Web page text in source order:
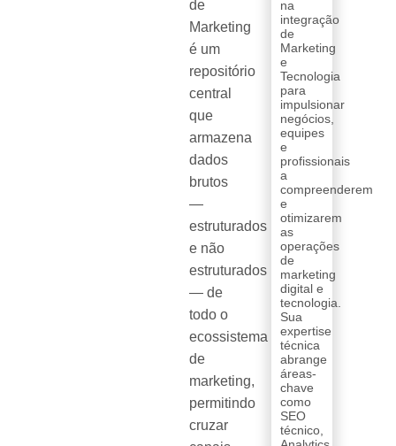
de
Marketing
é um
repositório
central
que
armazena
dados
brutos
—
estruturados
e não
estruturados
— de
todo o
ecossistema
de
marketing,
permitindo
cruzar
na
integração
de
Marketing
e
Tecnologia
para
impulsionar
negócios,
equipes
e
profissionais
a
compreenderem
e
otimizarem
as
operações
de
marketing
digital e
tecnologia.
Sua
expertise
técnica
abrange
áreas-
chave
como
SEO
técnico,